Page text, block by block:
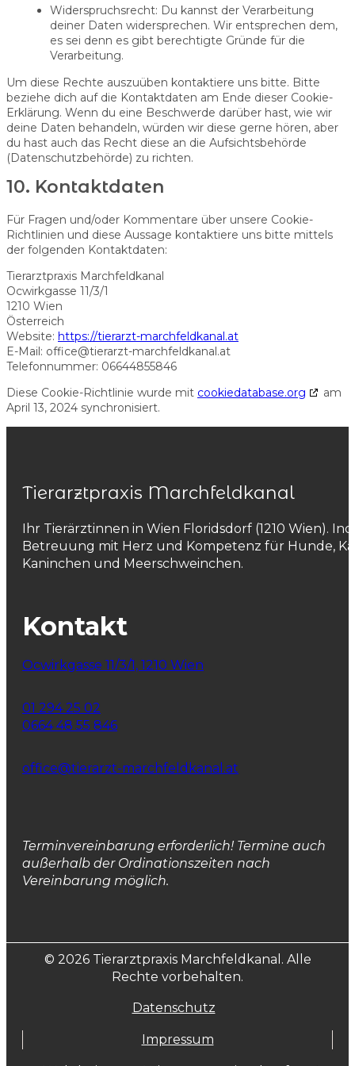
Widerspruchsrecht: Du kannst der Verarbeitung
deiner Daten widersprechen. Wir entsprechen dem,
es sei denn es gibt berechtigte Gründe für die
Verarbeitung.
Um diese Rechte auszuüben kontaktiere uns bitte. Bitte
beziehe dich auf die Kontaktdaten am Ende dieser Cookie-
Erklärung. Wenn du eine Beschwerde darüber hast, wie wir
deine Daten behandeln, würden wir diese gerne hören, aber
du hast auch das Recht diese an die Aufsichtsbehörde
(Datenschutzbehörde) zu richten.
10. Kontaktdaten
Für Fragen und/oder Kommentare über unsere Cookie-
Richtlinien und diese Aussage kontaktiere uns bitte mittels
der folgenden Kontaktdaten:
Tierarztpraxis Marchfeldkanal
Ocwirkgasse 11/3/1
1210 Wien
Österreich
Website: https://tierarzt-marchfeldkanal.at
E-Mail: office@tierarzt-marchfeldkanal.at
Telefonnummer: 06644855846
Diese Cookie-Richtlinie wurde mit cookiedatabase.org
am
April 13, 2024 synchronisiert.
Tierarztpraxis Marchfeldkanal
Ihr Tierärztinnen in Wien Floridsdorf (1210 Wien).
Betreuung mit Herz und Kompetenz für Hunde,
Kaninchen und Meerschweinchen.
Kontakt
Ocwirkgasse 11/3/1, 1210 Wien
01 294 25 02
0664 48 55 846
office@tierarzt-marchfeldkanal.at
Terminvereinbarung erforderlich! Termine auch
außerhalb der Ordinationszeiten nach
Vereinbarung möglich.
© 2026 Tierarztpraxis Marchfeldkanal. Alle
Rechte vorbehalten.
Datenschutz
Impressum